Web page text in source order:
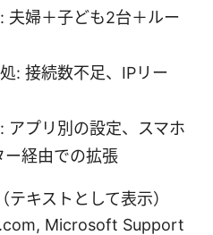
夫婦＋子ども2台＋ルー
: 接続数不足、IPリー
アプリ別の設定、スマホ
ー経由での拡張
キストとして表示）
Microsoft Support